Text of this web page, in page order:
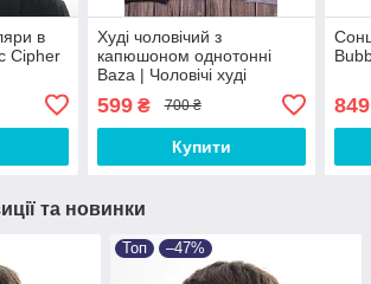
в
Cipher
Худі чоловічий з
капюшоном однотонні
Baza | Чоловічі худі
599₴ 700 ₴
Купити
849
та новинки
Топ –47%